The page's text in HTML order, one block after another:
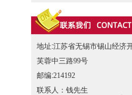
地址:江苏省无锡市锡山经济
芙蓉中三路99号
邮编:214192
联系人：钱先生